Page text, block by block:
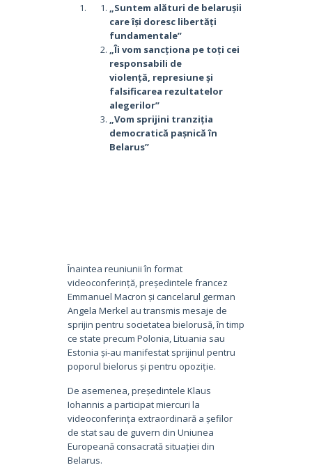
„Suntem alături de belarușii
care își doresc libertăți
fundamentale”
„Îi vom sancționa pe toți cei
responsabili de
violență, represiune și
falsificarea rezultatelor
alegerilor”
„Vom sprijini tranziția
democratică pașnică în
Belarus”
Înaintea reuniunii în format
videoconferință, președintele francez
Emmanuel Macron și cancelarul german
Angela Merkel au transmis mesaje de
sprijin pentru societatea bielorusă, în timp
ce state precum Polonia, Lituania sau
Estonia și-au manifestat sprijinul pentru
poporul bielorus și pentru opoziție.
De asemenea, președintele Klaus
Iohannis a participat miercuri la
videoconferința extraordinară a șefilor
de stat sau de guvern din Uniunea
Europeană consacrată situației din
Belarus.